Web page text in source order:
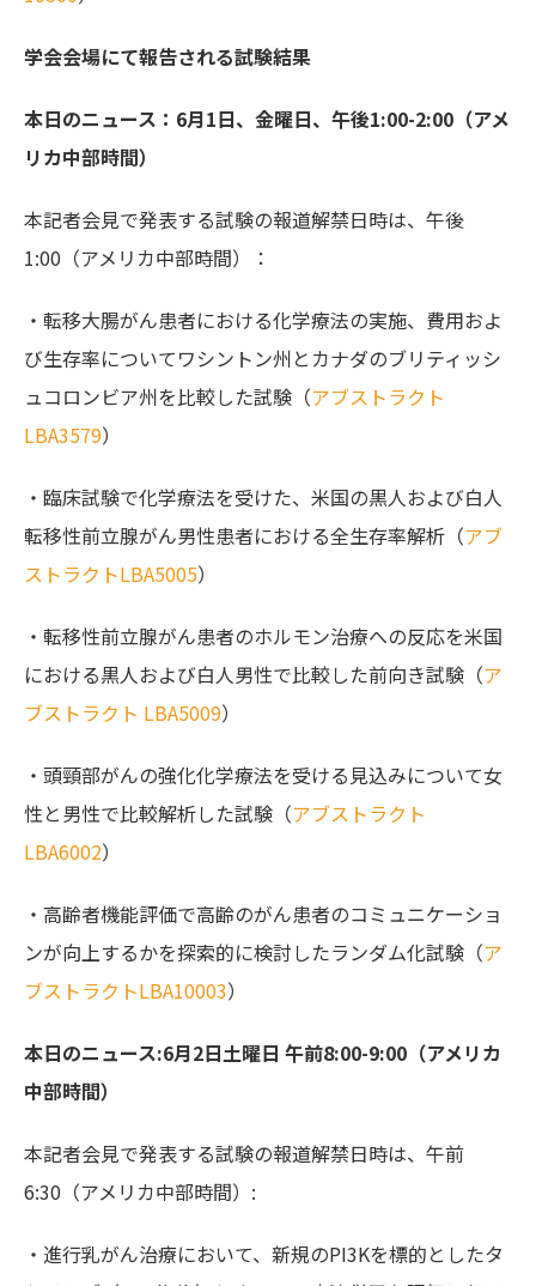
学会会場にて報告される試験結果
本日のニュース：6月1日、金曜日、午後1:00-2:00（アメ
リカ中部時間）
本記者会見で発表する試験の報道解禁日時は、午後
1:00（アメリカ中部時間）：
・転移大腸がん患者における化学療法の実施、費用およ
び生存率についてワシントン州とカナダのブリティッシ
ュコロンビア州を比較した試験（アブストラクト
LBA3579）
・臨床試験で化学療法を受けた、米国の黒人および白人
転移性前立腺がん男性患者における全生存率解析（アブ
ストラクトLBA5005）
・転移性前立腺がん患者のホルモン治療への反応を米国
における黒人および白人男性で比較した前向き試験（ア
ブストラクト LBA5009）
・頭頸部がんの強化化学療法を受ける見込みについて女
性と男性で比較解析した試験（アブストラクト
LBA6002）
・高齢者機能評価で高齢のがん患者のコミュニケーショ
ンが向上するかを探索的に検討したランダム化試験（ア
ブストラクトLBA10003）
本日のニュース:6月2日土曜日 午前8:00-9:00（アメリカ
中部時間）
本記者会見で発表する試験の報道解禁日時は、午前
6:30（アメリカ中部時間）:
・進行乳がん治療において、新規のPI3Kを標的としたタ